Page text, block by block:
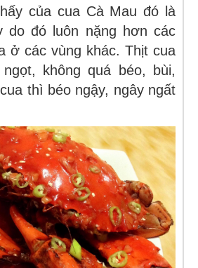
của cua Cà Mau đó là
do đó luôn nặng hơn các
ở các vùng khác. Thịt cua
không quá béo, bùi,
thì béo ngậy, ngây ngất